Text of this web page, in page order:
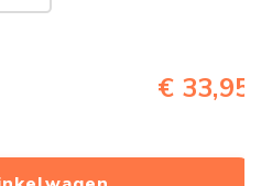
€ 33,95